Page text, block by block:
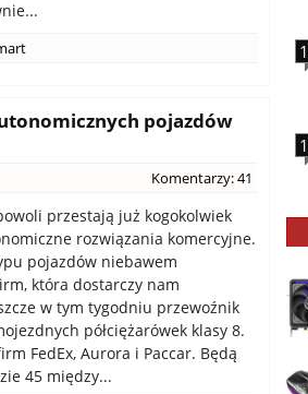
pojazdów
Komentarzy: 41
przestają już kogokolwiek
rozwiązania komercyjne.
pojazdów niebawem
która dostarczy nam
w tym tygodniu przewoźnik
półciężarówek klasy 8.
FedEx, Aurora i Paccar. Będą
45 między...